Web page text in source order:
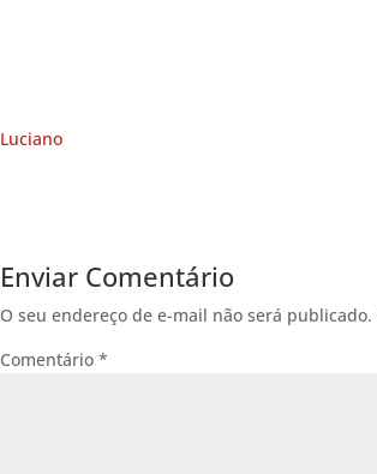
Luciano
Enviar Comentário
O seu endereço de e-mail não será publicado.
Comentário *